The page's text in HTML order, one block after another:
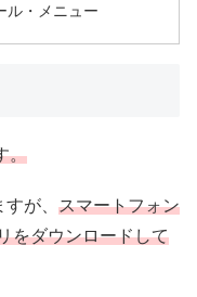
・メニュー
。
が、 スマートフォン
をダウンロードして